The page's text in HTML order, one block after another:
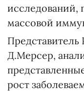
исследований,
массовой
Д.Мерсер,
рост